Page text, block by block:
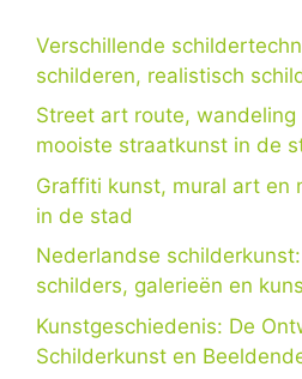
Verschillende
schilderen, realistisch
Street art route,
mooiste straatkunst in de
Graffiti kunst, mural art en
in de stad
Nederlandse
schilders, galerieën en
Kunstgeschiedenis: De
Schilderkunst en